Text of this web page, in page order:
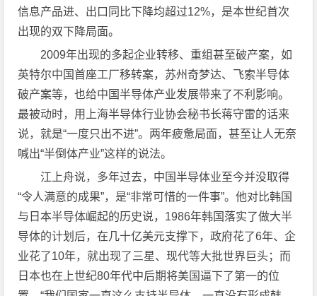
信息产品进、出口同比下降均超过12%，是本世纪首次
出现的双下降局面。
2009年出现的多起企业转移、重组甚至破产案，如
英特尔中国首座工厂移转案，苏州奇梦达、飞索半导体
破产案等，也给中国半导体产业发展带来了不利影响。
最被动时，用上海半导体行业协会秘书长蒋守雷的话来
说，就是“一度只出不进”。两年疲惫局面，甚至让人无奈
喊出“半倒体产业”这样的说法。
江上舟说，多年过去，中国半导体业至今并没取得
“令人满意的成果”，是“非常可惜的一件事”。他对比韩国
与日本半导体崛起的历史说，1986年韩国落实了做大半
导体的计划后，在几十亿美元支撑下，政府花了6年、企
业花了10年，就出现了三星、现代等大批世界巨头；而
日本也在上世纪80年代中后期将美国逼下了第一的位